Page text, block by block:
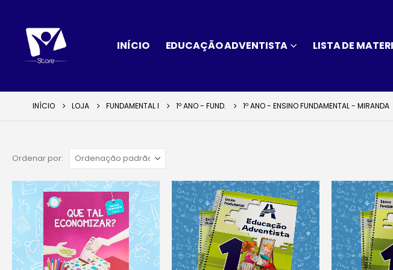
INÍCIO EDUCAÇÃO ADVENTISTA LISTA DE
INÍCIO LOJA FUNDAMENTAL I 1º ANO - FUND. 1º ANO - ENSINO FUNDAMENTAL - MIRANDA
Ordenar por: